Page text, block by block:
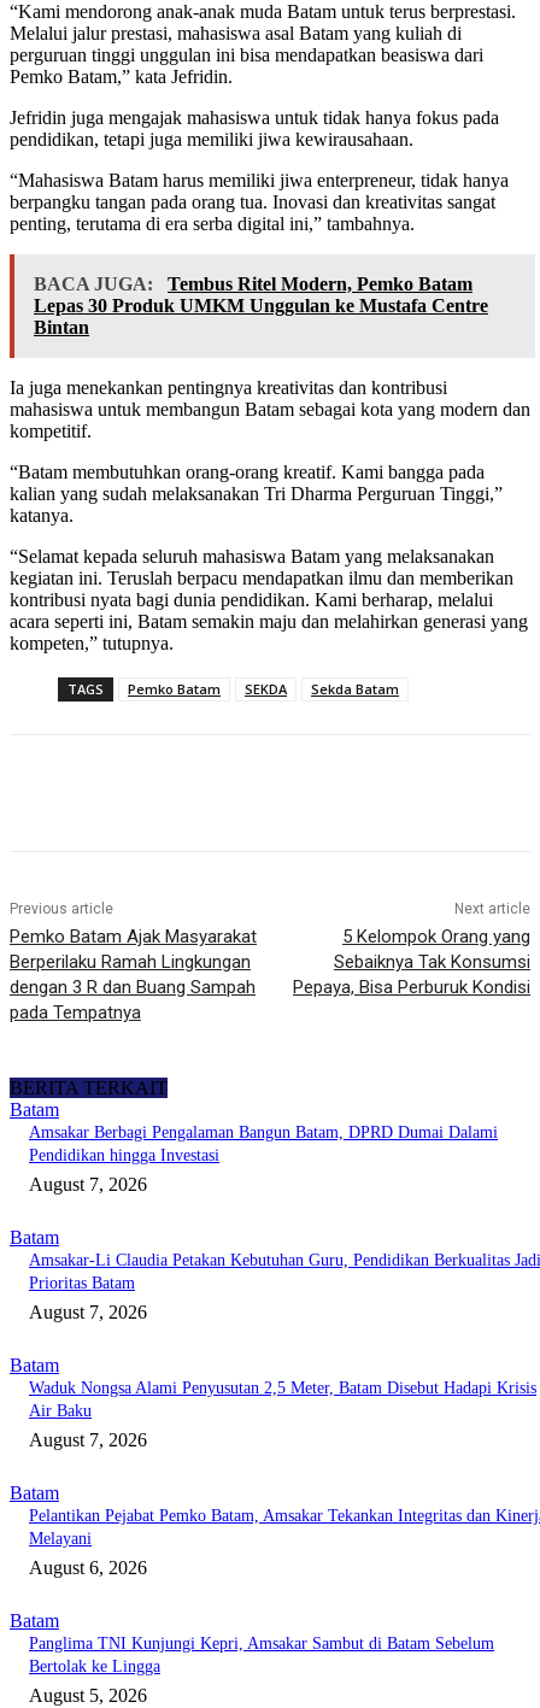
“Kami mendorong anak-anak muda Batam untuk terus berprestasi.
Melalui jalur prestasi, mahasiswa asal Batam yang kuliah di
perguruan tinggi unggulan ini bisa mendapatkan beasiswa dari
Pemko Batam,” kata Jefridin.
Jefridin juga mengajak mahasiswa untuk tidak hanya fokus pada
pendidikan, tetapi juga memiliki jiwa kewirausahaan.
“Mahasiswa Batam harus memiliki jiwa enterpreneur, tidak hanya
berpangku tangan pada orang tua. Inovasi dan kreativitas sangat
penting, terutama di era serba digital ini,” tambahnya.
BACA JUGA:
Tembus Ritel Modern, Pemko Batam
Lepas 30 Produk UMKM Unggulan ke Mustafa Centre
Bintan
Ia juga menekankan pentingnya kreativitas dan kontribusi
mahasiswa untuk membangun Batam sebagai kota yang modern dan
kompetitif.
“Batam membutuhkan orang-orang kreatif. Kami bangga pada
kalian yang sudah melaksanakan Tri Dharma Perguruan Tinggi,”
katanya.
“Selamat kepada seluruh mahasiswa Batam yang melaksanakan
kegiatan ini. Teruslah berpacu mendapatkan ilmu dan memberikan
kontribusi nyata bagi dunia pendidikan. Kami berharap, melalui
acara seperti ini, Batam semakin maju dan melahirkan generasi yang
kompeten,” tutupnya.
TAGS Pemko Batam SEKDA Sekda Batam
Previous article
Pemko Batam Ajak Masyarakat
Berperilaku Ramah Lingkungan
dengan 3 R dan Buang Sampah
pada Tempatnya
Next article
5 Kelompok Orang yang
Sebaiknya Tak Konsumsi
Pepaya, Bisa Perburuk Kondisi
BERITA TERKAIT
Batam
Amsakar Berbagi Pengalaman Bangun Batam, DPRD Dumai Dalami
Pendidikan hingga Investasi
August 7, 2026
Batam
Amsakar-Li Claudia Petakan Kebutuhan Guru, Pendidikan Berkualitas Jadi
Prioritas Batam
August 7, 2026
Batam
Waduk Nongsa Alami Penyusutan 2,5 Meter, Batam Disebut Hadapi Krisis
Air Baku
August 7, 2026
Batam
Pelantikan Pejabat Pemko Batam, Amsakar Tekankan Integritas dan
Melayani
August 6, 2026
Batam
Panglima TNI Kunjungi Kepri, Amsakar Sambut di Batam Sebelum
Bertolak ke Lingga
August 5, 2026